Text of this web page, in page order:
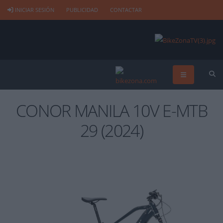
INICIAR SESIÓN PUBLICIDAD CONTACTAR
CONOR MANILA 10V E-MTB
29 (2024)